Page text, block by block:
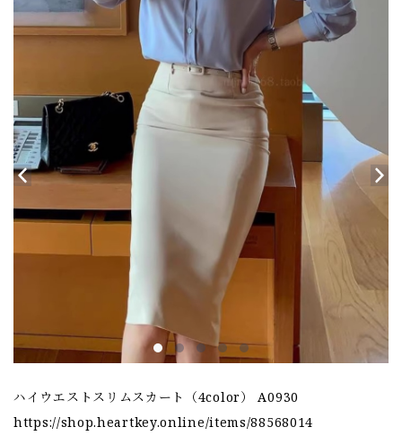
ハイウエストスリムスカート（4color） A0930
https://shop.heartkey.online/items/88568014